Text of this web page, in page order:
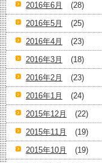
2016年6月
(28)
2016年5月
(25)
2016年4月
(23)
2016年3月
(18)
2016年2月
(23)
2016年1月
(24)
2015年12月
(22)
2015年11月
(19)
2015年10月
(19)